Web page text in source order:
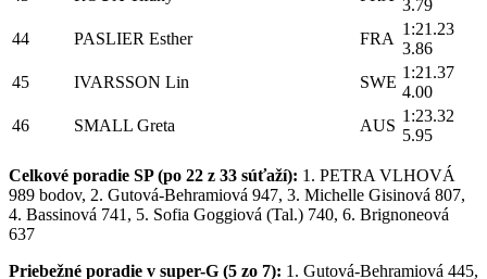
3.79
44
PASLIER Esther FRA
3.86
45
IVARSSON Lin SWE
4.00
46
SMALL Greta AUS
5.95
Celkové poradie SP (po 22 z 33 súťaží): 1. PETRA VLHOVÁ
989 bodov, 2. Gutová-Behramiová 947, 3. Michelle Gisinová 807,
4. Bassinová 741, 5. Sofia Goggiová (Tal.) 740, 6. Brignoneová
637
Priebežné poradie v super-G (5 zo 7): 1. Gutová-Behramiová 445,